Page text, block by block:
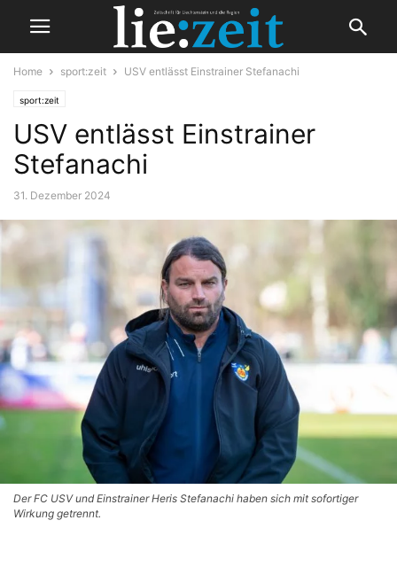
Home sport:zeit USV entlässt Einstrainer Stefanachi
sport:zeit
USV entlässt Einstrainer
Stefanachi
31. Dezember 2024
Der FC USV und Einstrainer Heris Stefanachi haben sich mit sofortiger
Wirkung getrennt.